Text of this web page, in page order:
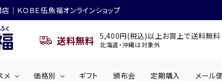
│ＫＯＢＥ伍魚福オンラインショップ
送料無料 5,400円(税込)以上お買上で送料無料
北海道・沖縄は対象外
メ 価格別 ギフト 頒布会 定期購入 メール便